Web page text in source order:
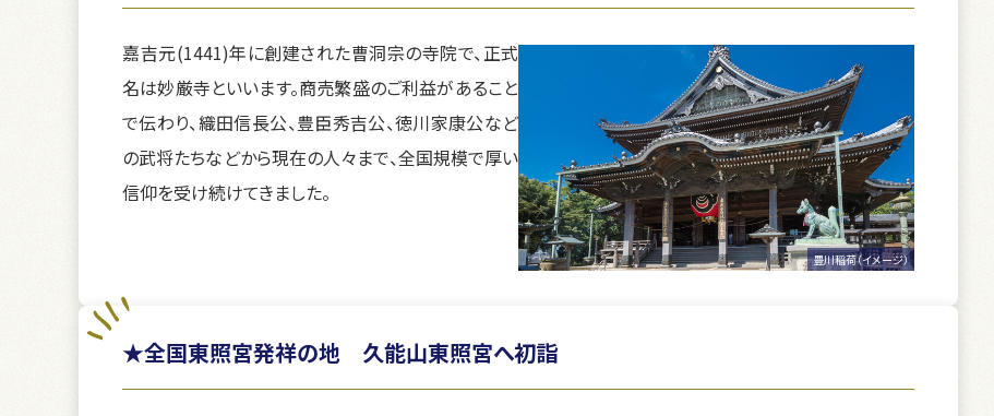
嘉吉元(1441)年に創建された曹洞宗の寺院で、正式
名は妙厳寺といいます。商売繁盛のご利益があること
で伝わり、織田信長公、豊臣秀吉公、徳川家康公など
の武将たちなどから現在の人々まで、全国規模で厚い
信仰を受け続けてきました。
豊川稲荷（イメージ）
★全国東照宮発祥の地 久能山東照宮へ初詣